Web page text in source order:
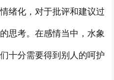
绪化，对于批评和建议过
思考。在感情当中，水象
十分需要得到别人的呵护